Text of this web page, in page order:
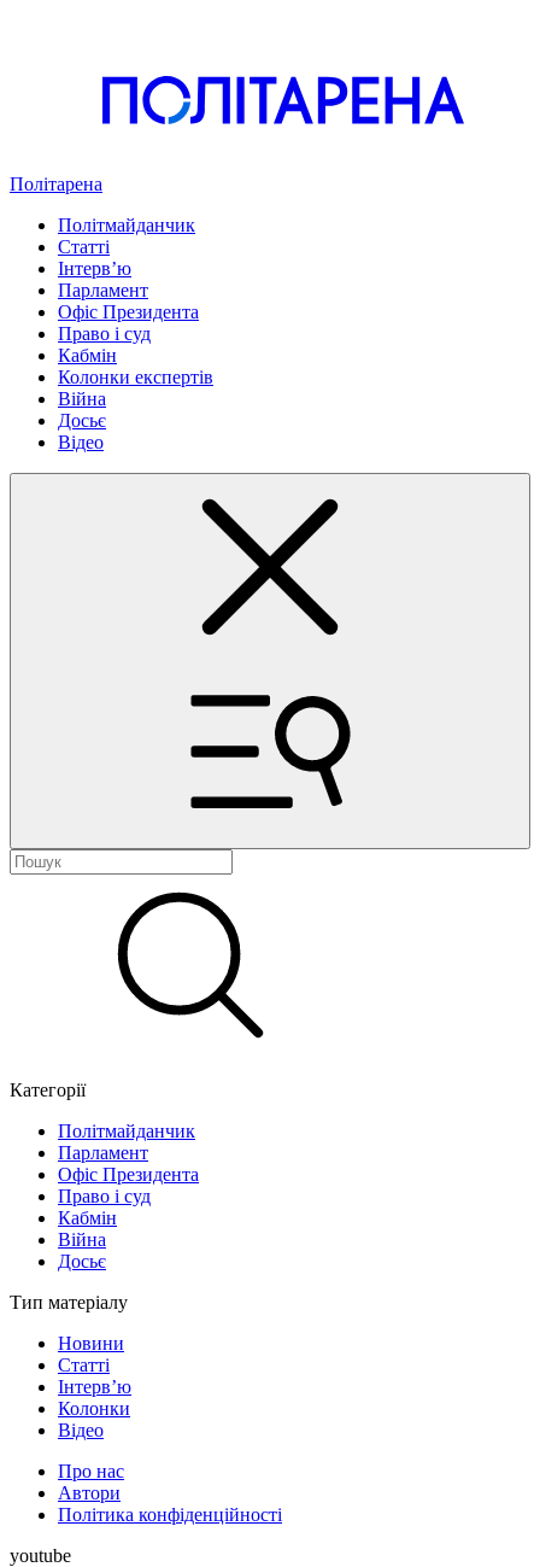
Політарена
Політмайданчик
Статті
Інтервʼю
Парламент
Офіс Президента
Право і суд
Кабмін
Колонки експертів
Війна
Досьє
Відео
Категорії
Політмайданчик
Парламент
Офіс Президента
Право і суд
Кабмін
Війна
Досьє
Тип матеріалу
Новини
Статті
Інтерв’ю
Колонки
Відео
Про нас
Автори
Політика конфіденційності
youtube